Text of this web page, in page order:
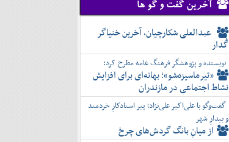
آخرین گفت و گو ها
عبدالعلی شکارچیان، آخرین خنیاگر
گُدار
نویسنده و پژوهشگر فرهنگ عامه مطرح کرد:
«تیرماسیزه‌شو»؛ بهانه‌ای برای افزایش
نشاط اجتماعی در مازندران
گفت‌وگو با علی‌اکبر علی‌نژاد؛ پیر استادکارِ خردمند
و بیدارِ شهر
از میانِ بانگ گردش‌های چرخ